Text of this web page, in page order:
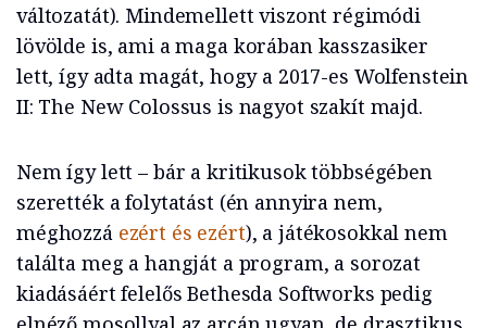
változatát). Mindemellett viszont régimódi
lövölde is, ami a maga korában kasszasiker
lett, így adta magát, hogy a 2017-es Wolfenstein
II: The New Colossus is nagyot szakít majd.
Nem így lett – bár a kritikusok többségében
szerették a folytatást (én annyira nem,
méghozzá ezért és ezért), a játékosokkal nem
találta meg a hangját a program, a sorozat
kiadásáért felelős Bethesda Softworks pedig